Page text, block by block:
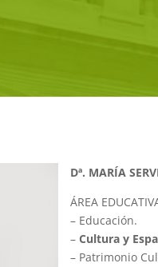
Dª. MARÍA
ÁREA
– Educación.
–Cultura y
– Patrimonio